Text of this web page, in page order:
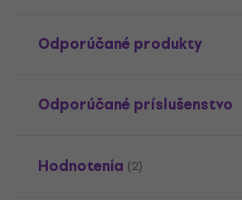
Odporúčané produkty
Odporúčané príslušenstvo
Hodnotenia (2)